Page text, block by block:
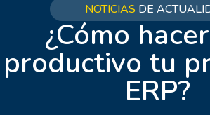
NOTICIAS DE
¿Cómo
productivo tu
ERP?